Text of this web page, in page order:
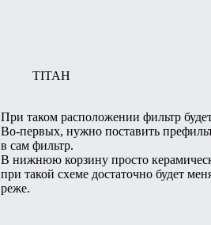
TITAH
При таком расположении фильтр
Во-первых, нужно поставить
в сам фильтр.
В нижнюю корзину просто
при такой схеме достаточно будет
реже.